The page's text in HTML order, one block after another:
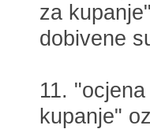
za
dobivene
11.
kupanje"